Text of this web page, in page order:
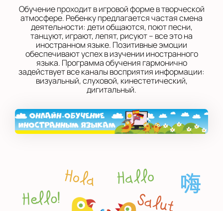
Обучение проходит в игровой форме в творческой
атмосфере. Ребенку предлагается частая смена
деятельности: дети общаются, поют песни,
танцуют, играют, лепят, рисуют – все это на
иностранном языке. Позитивные эмоции
обеспечивают успех в изучении иностранного
языка. Программа обучения гармонично
задействует все каналы восприятия информации:
визуальный, слуховой, кинестетический,
дигитальный.